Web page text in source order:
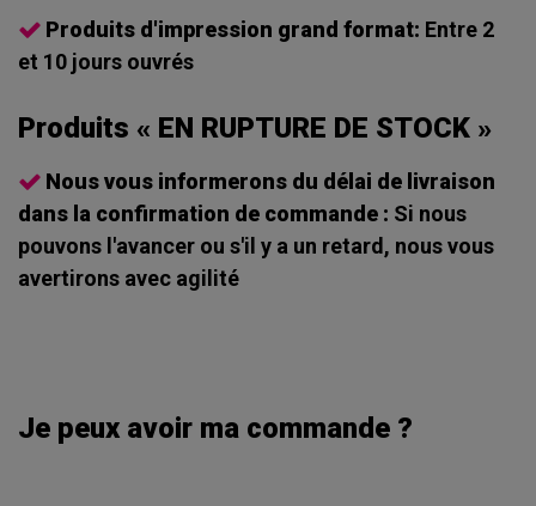
Produits d'impression grand format: Entre 2
et 10 jours ouvrés
Produits « EN RUPTURE DE STOCK »
Nous vous informerons du délai de livraison
dans la confirmation de commande : Si nous
pouvons l'avancer ou s'il y a un retard, nous vous
avertirons avec agilité
Je peux avoir ma commande ?